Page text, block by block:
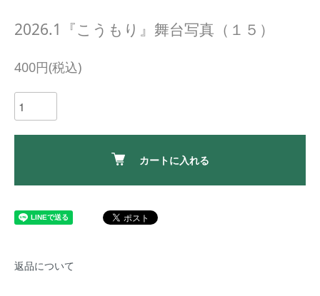
2026.1『こうもり』舞台写真（１５）
400円(税込)
カートに入れる
返品について